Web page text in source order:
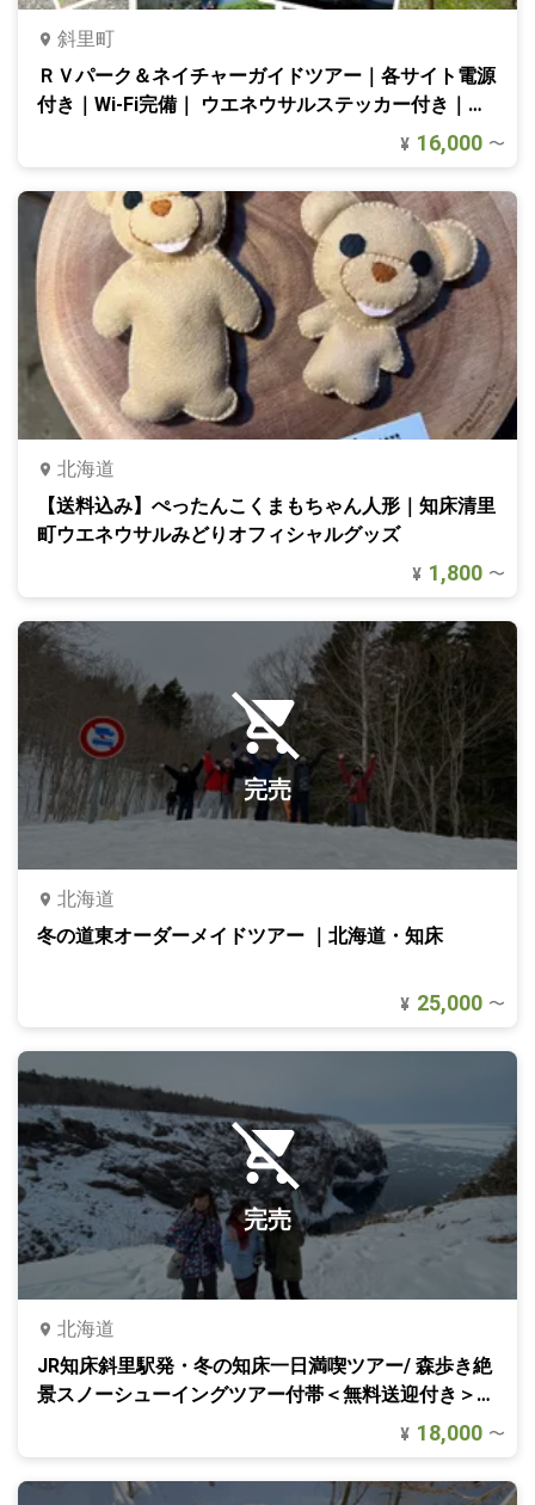
斜里町
ＲＶパーク＆ネイチャーガイドツアー｜各サイト電源
付き｜Wi-Fi完備｜ ウエネウサルステッカー付き｜北
¥ 16,000 〜
北海道
【送料込み】ぺったんこくまもちゃん人形｜知床清里
町ウエネウサルみどりオフィシャルグッズ
¥ 1,800 〜
完売
北海道
冬の道東オーダーメイドツアー ｜北海道・知床
¥ 25,000 〜
完売
北海道
JR知床斜里駅発・冬の知床一日満喫ツアー/ 森歩き絶
景スノーシューイングツアー付帯＜無料送迎付き＞｜
¥ 18,000 〜